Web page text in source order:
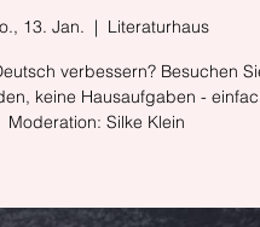
13. Jan.
  |
Literaturhaus
verbessern? Besuchen
keine Hausaufgaben -
Moderation: Silke Klein